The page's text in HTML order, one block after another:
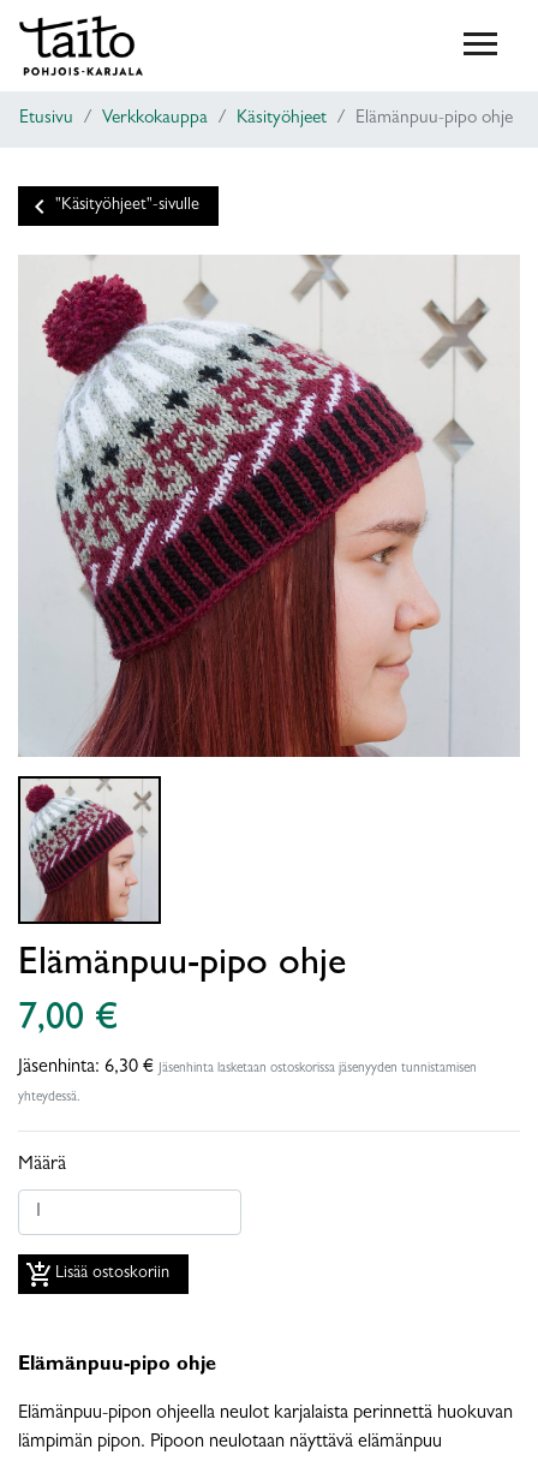
Etusivu Verkkokauppa Käsityöhjeet Elämänpuu-pipo ohje
keyboard_arrow_left "Käsityöhjeet"-sivulle
Elämänpuu-pipo ohje
7,00 €
Jäsenhinta: 6,30 € Jäsenhinta lasketaan ostoskorissa jäsenyyden tunnistamisen
yhteydessä.
Määrä
add_shopping_cart Lisää ostoskoriin
Elämänpuu-pipo ohje
Elämänpuu-pipon ohjeella neulot karjalaista perinnettä huokuvan
lämpimän pipon. Pipoon neulotaan näyttävä elämänpuu